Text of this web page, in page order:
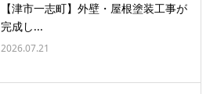
【津市一志町】外壁・屋根塗装工事が
完成し...
2026.07.21